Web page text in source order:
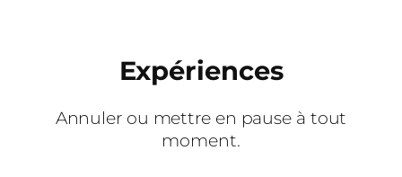
Expériences
Annuler ou mettre en pause à tout
moment.